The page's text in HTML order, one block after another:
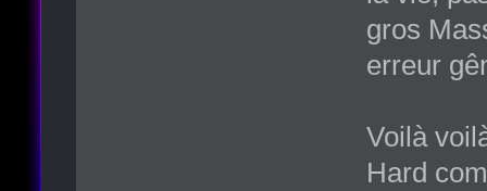
gros
erreur
Voilà
Hard